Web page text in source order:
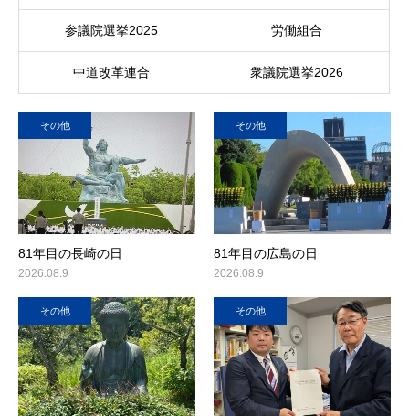
参議院選挙2025 労働組合
中道改革連合 衆議院選挙2026
その他
81年目の長崎の日
2026.08.9
その他
81年目の広島の日
2026.08.9
その他 その他